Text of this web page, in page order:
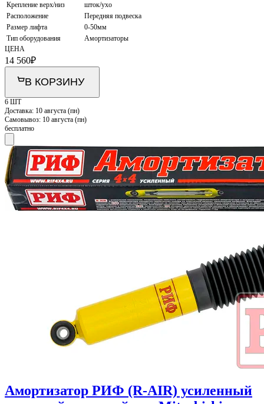
Крепление верх/низ
шток/ухо
Расположение
Передняя подвеска
Размер лифта
0-50мм
Тип оборудования
Амортизаторы
ЦЕНА
14 560₽
В КОРЗИНУ
6 ШТ
Доставка: 10 августа (пн)
Самовывоз: 10 августа (пн)
бесплатно
Амортизатор РИФ (R-AIR) усиленный